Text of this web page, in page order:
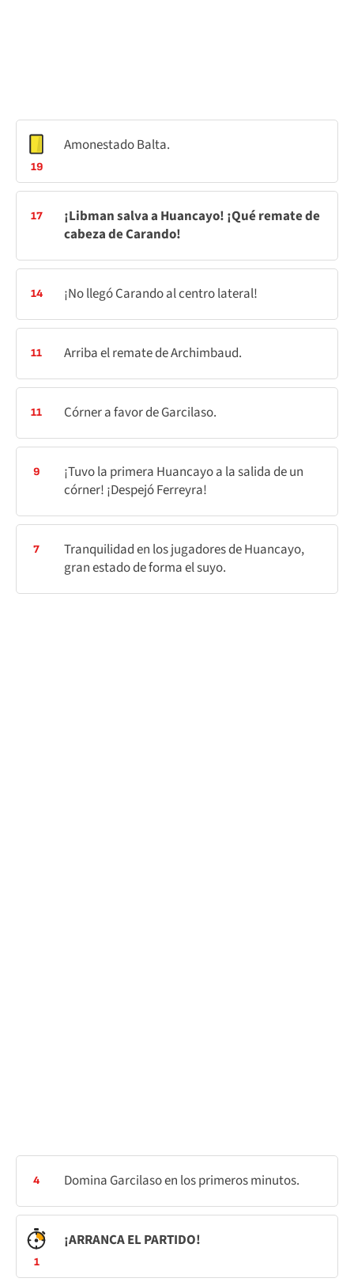
19
Amonestado Balta.
17
¡Libman salva a Huancayo! ¡Qué remate de
cabeza de Carando!
14 ¡No llegó Carando al centro lateral!
11 Arriba el remate de Archimbaud.
11 Córner a favor de Garcilaso.
9
¡Tuvo la primera Huancayo a la salida de un
córner! ¡Despejó Ferreyra!
7
Tranquilidad en los jugadores de Huancayo,
gran estado de forma el suyo.
4 Domina Garcilaso en los primeros minutos.
1
¡ARRANCA EL PARTIDO!